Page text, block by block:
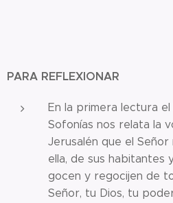
PARA REFLEXIONAR
En la primera lectura
Sofonías nos relata la
Jerusalén que el
ella, de sus habitantes
gocen y regocijen de
Señor, tu Dios, tu